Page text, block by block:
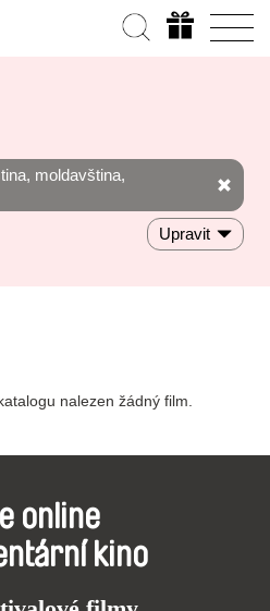
moldavština,
Upravit
nalezen žádný film.
online
kino